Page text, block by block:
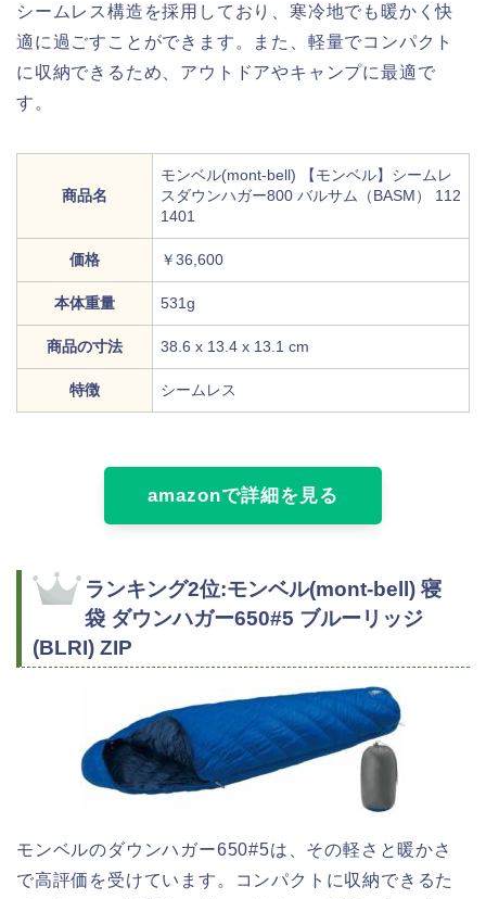
シームレス構造を採用しており、寒冷地でも暖かく快
適に過ごすことができます。また、軽量でコンパクト
に収納できるため、アウトドアやキャンプに最適で
す。
商品名
モンベル(mont-bell) 【モンベル】シームレ
スダウンハガー800 バルサム（BASM） 112
1401
価格 ￥36,600
本体重量 531g
商品の寸法 38.6 x 13.4 x 13.1 cm
特徴 シームレス
amazonで詳細を見る
ランキング2位:モンベル(mont-bell) 寝
袋 ダウンハガー650#5 ブルーリッジ
(BLRI) ZIP
モンベルのダウンハガー650#5は、その軽さと暖かさ
で高評価を受けています。コンパクトに収納できるた